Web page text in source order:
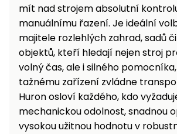
mít nad strojem absolutní
manuálnímu řazení. Je ideální
majitele rozlehlých zahrad, sadů
objektů, kteří hledají nejen stroj
volný čas, ale i silného
tažnému zařízení zvládne
Huron osloví každého, kdo
mechanickou odolnost, snadnou
vysokou užitnou hodnotu v